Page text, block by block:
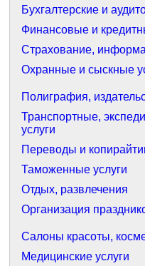
Бухгалтерские и
Финансовые и
Страхование,
Охранные и сыскные
Полиграфия,
Транспортные,
услуги
Переводы и
Таможенные услуги
Отдых, развлечения
Организация
Салоны красоты,
Медицинские услуги